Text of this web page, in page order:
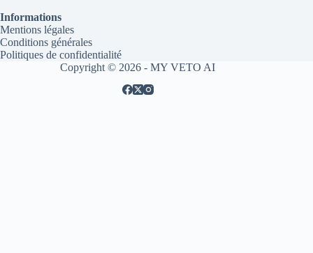
Informations
Mentions légales
Conditions générales
Politiques de confidentialité
Copyright © 2026 - MY VETO AI